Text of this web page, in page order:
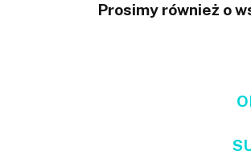
Prosimy również o